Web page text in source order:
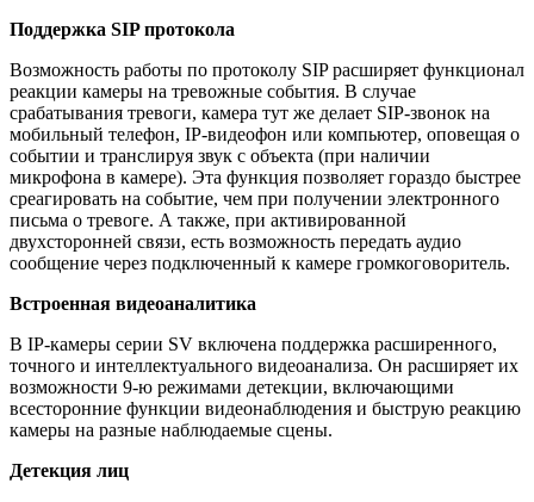
Поддержка SIP протокола
Возможность работы по протоколу SIP расширяет функционал
реакции камеры на тревожные события. В случае
срабатывания тревоги, камера тут же делает SIP-звонок на
мобильный телефон, IP-видеофон или компьютер, оповещая о
событии и транслируя звук с объекта (при наличии
микрофона в камере). Эта функция позволяет гораздо быстрее
среагировать на событие, чем при получении электронного
письма о тревоге. А также, при активированной
двухсторонней связи, есть возможность передать аудио
сообщение через подключенный к камере громкоговоритель.
Встроенная видеоаналитика
В IP-камеры серии SV включена поддержка расширенного,
точного и интеллектуального видеоанализа. Он расширяет их
возможности 9-ю режимами детекции, включающими
всесторонние функции видеонаблюдения и быструю реакцию
камеры на разные наблюдаемые сцены.
Детекция лиц